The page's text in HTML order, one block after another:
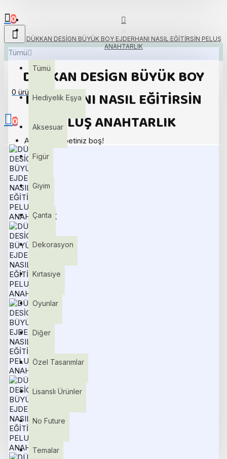
0
Tümü
Tümü
Hediyelik Eşya
Aksesuar
Figür
Giyim
Çanta
Dekorasyon
Kırtasiye
Oyunlar
Diğer
Özel Tasarımlar
Lisanslı Ürünler
No Future
Temalar
0 ürün - 0,00TL
0
Alışveriş sepetiniz boş!
DÜKKAN DESİGN BÜYÜK BOY EJDERHANI NASIL EĞİTİRSİN PELUŞ
ANAHTARLIK
DÜKKAN DESİGN BÜYÜK BOY
EJDERHANI NASIL EĞİTİRSİN
PELUŞ ANAHTARLIK